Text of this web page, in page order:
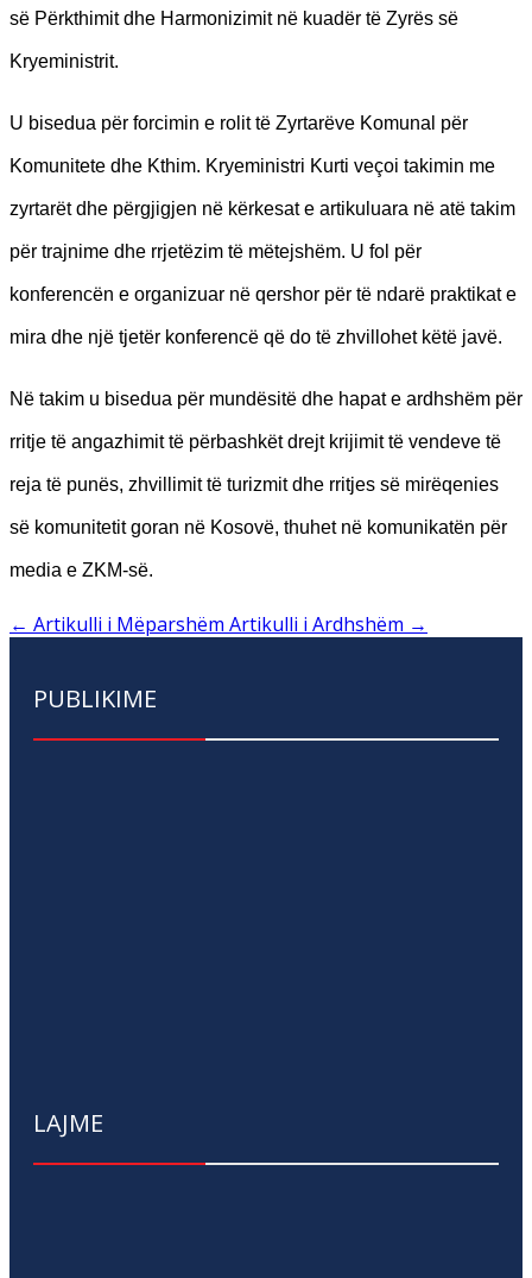
së Përkthimit dhe Harmonizimit në kuadër të Zyrës së
Kryeministrit.
U bisedua për forcimin e rolit të Zyrtarëve Komunal për
Komunitete dhe Kthim. Kryeministri Kurti veçoi takimin me
zyrtarët dhe përgjigjen në kërkesat e artikuluara në atë takim
për trajnime dhe rrjetëzim të mëtejshëm. U fol për
konferencën e organizuar në qershor për të ndarë praktikat e
mira dhe një tjetër konferencë që do të zhvillohet këtë javë.
Në takim u bisedua për mundësitë dhe hapat e ardhshëm për
rritje të angazhimit të përbashkët drejt krijimit të vendeve të
reja të punës, zhvillimit të turizmit dhe rritjes së mirëqenies
së komunitetit goran në Kosovë, thuhet në komunikatën për
media e ZKM-së.
← Artikulli i Mëparshëm Artikulli i Ardhshëm →
PUBLIKIME
LAJME